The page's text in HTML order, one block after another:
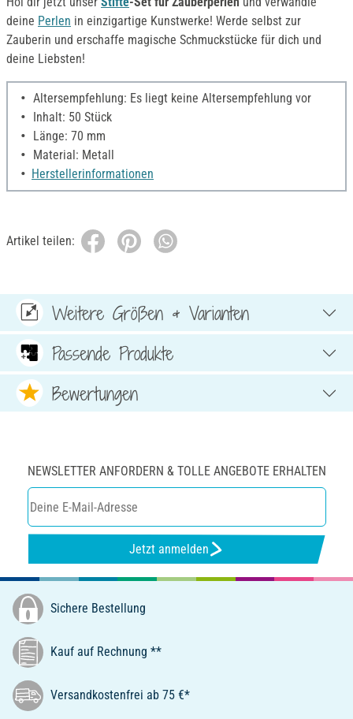
deine Perlen in einzigartige Kunstwerke! Werde selbst zur
Zauberin und erschaffe magische Schmuckstücke für dich und
deine Liebsten!
Altersempfehlung: Es liegt keine Altersempfehlung vor
Inhalt: 50 Stück
Länge: 70 mm
Material: Metall
Herstellerinformationen
Artikel teilen:
Weitere Größen & Varianten
Passende Produkte
Bewertungen
NEWSLETTER ANFORDERN & TOLLE ANGEBOTE ERHALTEN
Jetzt anmelden
Sichere Bestellung
Kauf auf Rechnung **
Versandkostenfrei ab 75 €*